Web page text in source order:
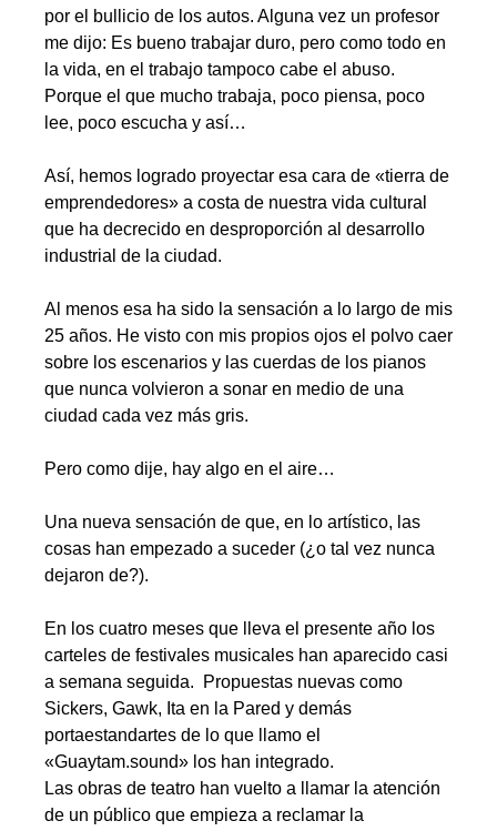
por el bullicio de los autos. Alguna vez un profesor
me dijo: Es bueno trabajar duro, pero como todo en
la vida, en el trabajo tampoco cabe el abuso.
Porque el que mucho trabaja, poco piensa, poco
lee, poco escucha y así…
Así, hemos logrado proyectar esa cara de «tierra de
emprendedores» a costa de nuestra vida cultural
que ha decrecido en desproporción al desarrollo
industrial de la ciudad.
Al menos esa ha sido la sensación a lo largo de mis
25 años. He visto con mis propios ojos el polvo caer
sobre los escenarios y las cuerdas de los pianos
que nunca volvieron a sonar en medio de una
ciudad cada vez más gris.
Pero como dije, hay algo en el aire…
Una nueva sensación de que, en lo artístico, las
cosas han empezado a suceder (¿o tal vez nunca
dejaron de?).
En los cuatro meses que lleva el presente año los
carteles de festivales musicales han aparecido casi
a semana seguida. Propuestas nuevas como
Sickers, Gawk, Ita en la Pared y demás
portaestandartes de lo que llamo el
«Guaytam.sound» los han integrado.
Las obras de teatro han vuelto a llamar la atención
de un público que empieza a reclamar la